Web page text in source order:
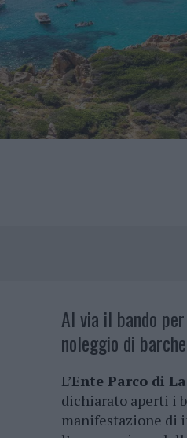
Al via il bando
noleggio di
L’Ente Parco di
dichiarato aperti i
manifestazione di